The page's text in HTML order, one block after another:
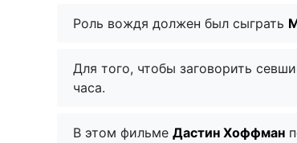
Роль вождя должен был сыграть
Для того, чтобы заговорить
часа.
В этом фильме Дастин Хоффман